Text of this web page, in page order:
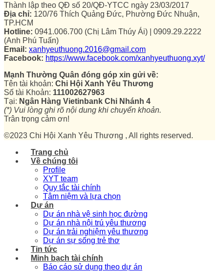
Thành lập theo QĐ số 20/QĐ-YTCC ngày 23/03/2017
Địa chỉ: 120/76 Thích Quảng Đức, Phường Đức Nhuận,
TP.HCM
Hotline: 0941.006.700 (Chị Lâm Thúy Ái) | 0909.29.2222
(Anh Phú Tuấn)
Email: xanhyeuthuong.2016@gmail.com
Facebook: https://www.facebook.com/xanhyeuthuong.xyt/
Mạnh Thường Quân đóng góp xin gửi về:
Tên tài khoản: Chi Hội Xanh Yêu Thương
Số tài Khoản: 111002627963
Tại: Ngân Hàng Vietinbank Chi Nhánh 4
(*) Vui lòng ghi rõ nội dung khi chuyển khoản.
Trân trọng cảm ơn!
©2023 Chi Hội Xanh Yêu Thương , All rights reserved.
Trang chủ
Về chúng tôi
Profile
XYT team
Quy tắc tài chính
Tâm niệm và lựa chọn
Dự án
Dự án nhà vệ sinh học đường
Dự án nhà nội trú yêu thương
Dự án trải nghiệm yêu thương
Dự án sự sống trẻ thơ
Tin tức
Minh bạch tài chính
Báo cáo sử dụng theo dự án